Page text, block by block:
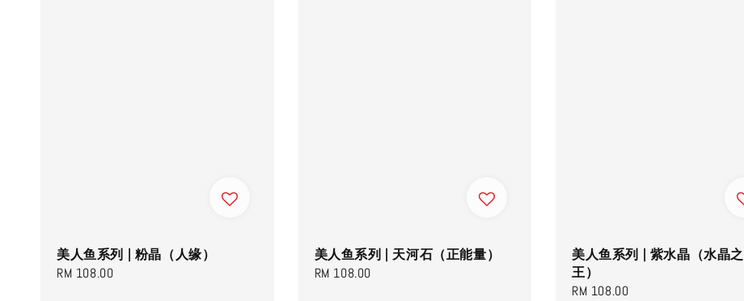
美人鱼系列 | 粉晶（人缘）
Regular
RM 108.00
美人鱼系列 | 天河石（正能量）
Regular
RM 108.00
美人鱼系列 | 紫水晶（水晶之
王）
Regular
RM 108.00